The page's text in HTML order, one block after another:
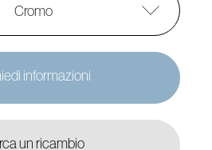
Cromo
informazioni
un ricambio